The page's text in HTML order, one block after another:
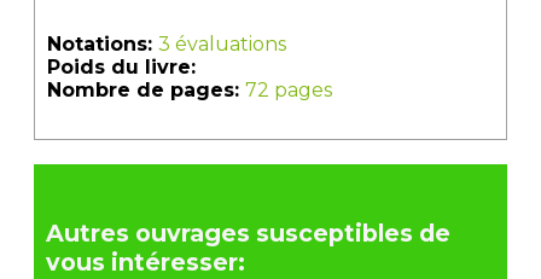
Notations: 3 évaluations
Poids du livre:
Nombre de pages: 72 pages
Autres ouvrages susceptibles de
vous intéresser: